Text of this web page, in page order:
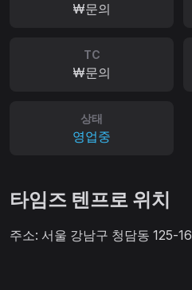
₩문의
TC
₩문의
상태
영업중
타임즈 텐프로 위치
주소: 서울 강남구 청담동 125-16